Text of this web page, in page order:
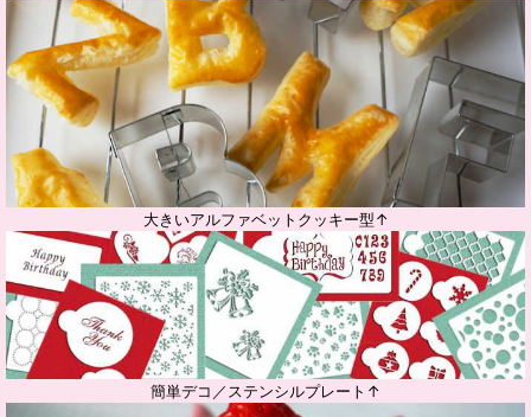
大きいアルファベットクッキー型↑
簡単デコ／ステンシルプレート↑